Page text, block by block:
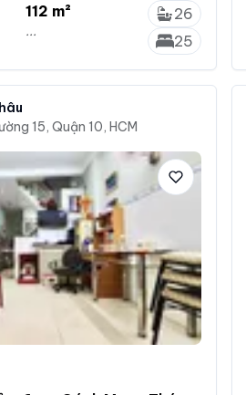
112 m²
...
26
25
15, Quận 10, HCM